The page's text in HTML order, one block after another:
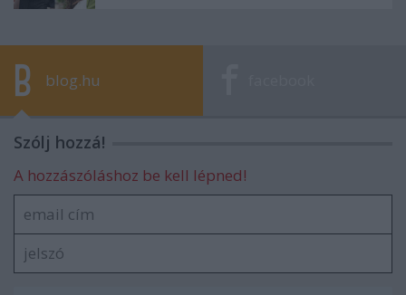
blog.hu
Szólj hozzá!
A hozzászóláshoz be kell lépned!